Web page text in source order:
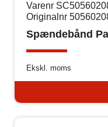
Varenr
Originalnr
Spændebånd
Ekskl. moms